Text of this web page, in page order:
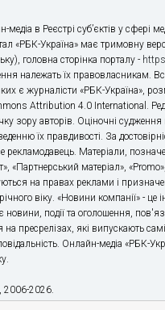
медіа в Реєстрі суб’єктів у сфері
«РБК-Україна» має тримовну
головна сторінка порталу -
належать їх правовласникам.
є журналісти «РБК-Україна»,
Attribution 4.0 International.
зору авторів. Оціночні судження
їх правдивості. За
рекламодавець. Матеріали,
«Партнерський матеріал»,
на правах реклами і
віку. «Новини компанії» - це
події та оголошення,
пресрелізах, які випускають самі
Онлайн-медіа «РБК-
2006-2026.